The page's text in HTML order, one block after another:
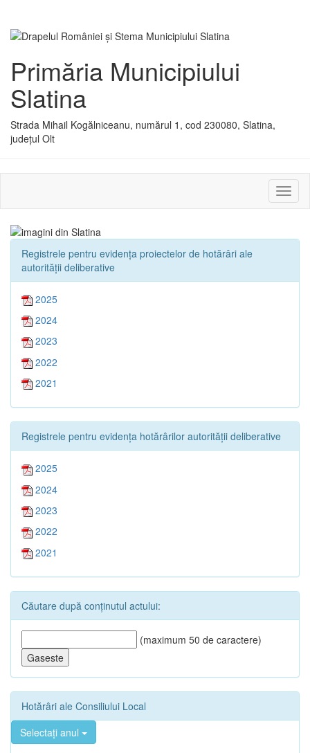
Primăria Municipiului
Slatina
Strada Mihail Kogălniceanu, numărul 1, cod 230080, Slatina,
județul Olt
sau
Registrele pentru evidența proiectelor de hotărâri ale
autorității deliberative
2025
2024
2023
2022
2021
Registrele pentru evidența hotărârilor autorității deliberative
2025
2024
2023
2022
2021
Căutare după conținutul actului:
(maximum 50 de caractere)
Hotărâri ale Consiliului Local
Selectați anul